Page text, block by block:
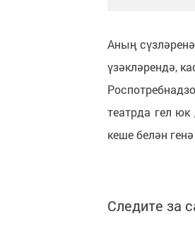
Аның
үзәкләрендә,
театрда гел юк
кеше белән
Следите за